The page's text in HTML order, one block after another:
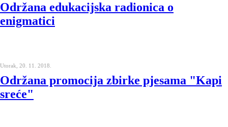
Održana edukacijska radionica o
enigmatici
Utorak, 20. 11. 2018.
Održana promocija zbirke pjesama "Kapi
sreće"